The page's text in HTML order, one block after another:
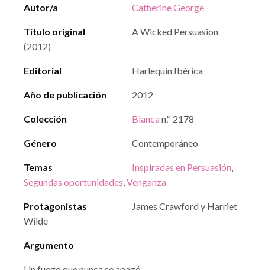
Autor/a Catherine George
Título original
A Wicked Persuasion
(2012)
Editorial Harlequin Ibérica
Año de publicación 2012
Colección Bianca n.º 2178
Género Contemporáneo
Temas Inspiradas en Persuasión,
Segundas oportunidades,Venganza
Protagonistas
James Crawford y Harriet
Wilde
Argumento